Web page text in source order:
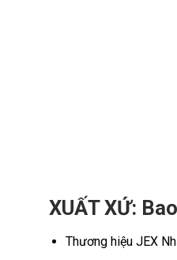
XUẤT XỨ:
Thương hiệu JEX